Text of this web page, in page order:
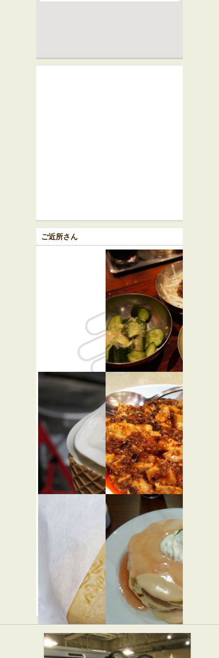
ご近所さん
ビルズ 東
急プラザ
表参道原宿
★★☆
西洋料理
スイーツ
原宿餃子楼
★☆☆
中華
龍の子 ★☆☆
瑞穂 ★★☆
シナモン